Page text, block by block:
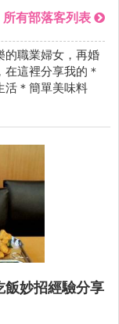
所有部落客列表
的職業婦女，再婚
這裡分享我的＊
活＊簡單美味料
飯妙招經驗分享